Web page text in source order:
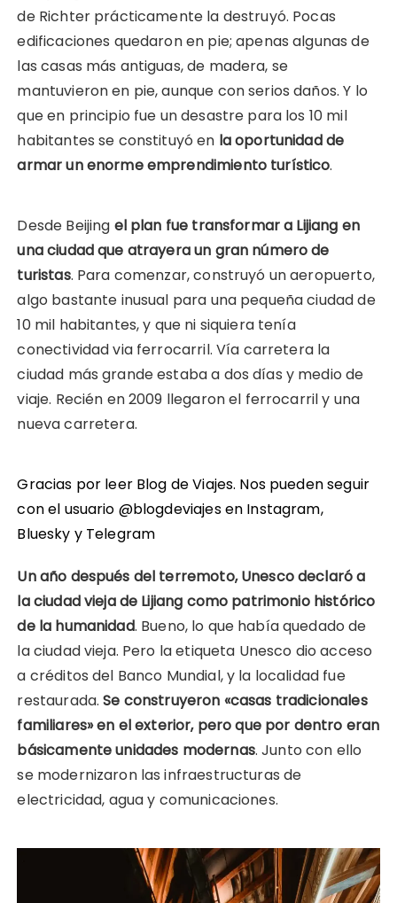
de Richter prácticamente la destruyó. Pocas
edificaciones quedaron en pie; apenas algunas de
las casas más antiguas, de madera, se
mantuvieron en pie, aunque con serios daños. Y lo
que en principio fue un desastre para los 10 mil
habitantes se constituyó en la oportunidad de
armar un enorme emprendimiento turístico.
Desde Beijing el plan fue transformar a Lijiang en
una ciudad que atrayera un gran número de
turistas. Para comenzar, construyó un aeropuerto,
algo bastante inusual para una pequeña ciudad de
10 mil habitantes, y que ni siquiera tenía
conectividad via ferrocarril. Vía carretera la
ciudad más grande estaba a dos días y medio de
viaje. Recién en 2009 llegaron el ferrocarril y una
nueva carretera.
Gracias por leer Blog de Viajes. Nos pueden seguir
con el usuario @blogdeviajes en Instagram,
Bluesky y Telegram
Un año después del terremoto, Unesco declaró a
la ciudad vieja de Lijiang como patrimonio histórico
de la humanidad. Bueno, lo que había quedado de
la ciudad vieja. Pero la etiqueta Unesco dio acceso
a créditos del Banco Mundial, y la localidad fue
restaurada.Se construyeron «casas tradicionales
familiares» en el exterior, pero que por dentro eran
básicamente unidades modernas. Junto con ello
se modernizaron las infraestructuras de
electricidad, agua y comunicaciones.